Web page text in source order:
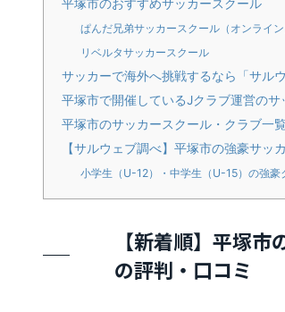
平塚市のおすすめサッカースクール
ぱんだ兄弟サッカースクール（オンライン
リベルタサッカースクール
サッカーで海外へ挑戦するなら「サルウ
平塚市で開催しているJクラブ運営のサ
平塚市のサッカースクール・クラブ一
【サルウェブ調べ】平塚市の強豪サッ
小学生（U-12）・中学生（U-15）の強豪
【新着順】平塚
の評判・口コミ